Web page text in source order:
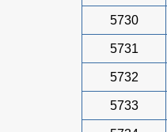
5730
5731
5732
5733